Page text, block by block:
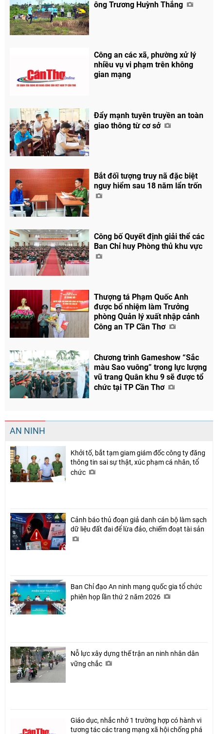
ông Trương Huỳnh Thắng
Công an các xã, phường xử lý
nhiều vụ vi phạm trên không
gian mạng
Đẩy mạnh tuyên truyền an toàn
giao thông từ cơ sở
Bắt đối tượng truy nã đặc biệt
nguy hiểm sau 18 năm lẩn trốn
Công bố Quyết định giải thể các
Ban Chỉ huy Phòng thủ khu vực
Thượng tá Phạm Quốc Anh
được bổ nhiệm làm Trưởng
phòng Quản lý xuất nhập cảnh
Công an TP Cần Thơ
Chương trình Gameshow “Sắc
màu Sao vuông” trong lực lượng
vũ trang Quân khu 9 sẽ được tổ
chức tại TP Cần Thơ
AN NINH
Khởi tố, bắt tạm giam giám đốc công ty đăng
thông tin sai sự thật, xúc phạm cá nhân, tổ
chức
Cảnh báo thủ đoạn giả danh cán bộ làm sạch
dữ liệu đất đai để lừa đảo, chiếm đoạt tài sản
Ban Chỉ đạo An ninh mạng quốc gia tổ chức
phiên họp lần thứ 2 năm 2026
Nỗ lực xây dựng thế trận an ninh nhân dân
vững chắc
Giáo dục, nhắc nhở 1 trường hợp có hành vi
tương tác các trang mạng xã hội chống phá